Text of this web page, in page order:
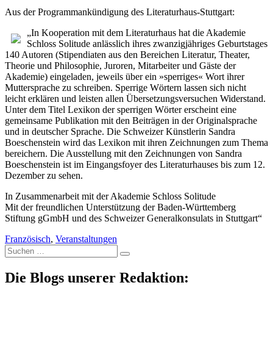
Aus der Programmankündigung des Literaturhaus-Stuttgart:
„In Kooperation mit dem Literaturhaus hat die Akademie
Schloss Solitude anlässlich ihres zwanzigjähriges Geburtstages
140 Autoren (Stipendiaten aus den Bereichen Literatur, Theater,
Theorie und Philosophie, Juroren, Mitarbeiter und Gäste der
Akademie) eingeladen, jeweils über ein »sperriges« Wort ihrer
Muttersprache zu schreiben. Sperrige Wörtern lassen sich nicht
leicht erklären und leisten allen Übersetzungsversuchen Widerstand.
Unter dem Titel Lexikon der sperrigen Wörter erscheint eine
gemeinsame Publikation mit den Beiträgen in der Originalsprache
und in deutscher Sprache. Die Schweizer Künstlerin Sandra
Boeschenstein wird das Lexikon mit ihren Zeichnungen zum Thema
bereichern. Die Ausstellung mit den Zeichnungen von Sandra
Boeschenstein ist im Eingangsfoyer des Literaturhauses bis zum 12.
Dezember zu sehen.
In Zusammenarbeit mit der Akademie Schloss Solitude
Mit der freundlichen Unterstützung der Baden-Württemberg
Stiftung gGmbH und des Schweizer Generalkonsulats in Stuttgart“
Französisch, Veranstaltungen
Suche
nach:
Die Blogs unserer Redaktion: